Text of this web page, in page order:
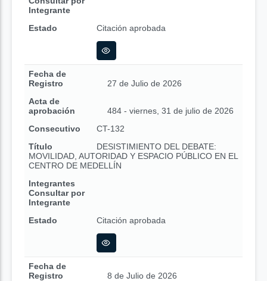
Integrante
Estado
Citación aprobada
Fecha de
Registro
27 de Julio de 2026
Acta de
aprobación
484 - viernes, 31 de julio de 2026
Consecutivo
CT-132
Título
DESISTIMIENTO DEL DEBATE:
MOVILIDAD, AUTORIDAD Y ESPACIO PÚBLICO EN EL
CENTRO DE MEDELLÍN
Integrantes
Consultar por
Integrante
Estado
Citación aprobada
Fecha de
Registro
8 de Julio de 2026